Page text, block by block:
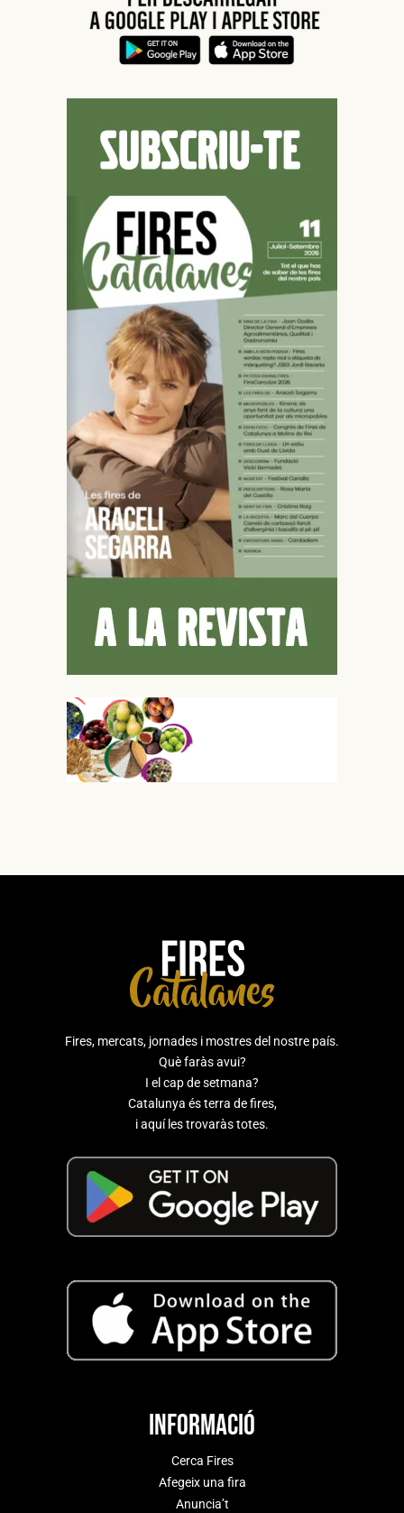
Fires, mercats, jornades i mostres del nostre país.
Què faràs avui?
I el cap de setmana?
Catalunya és terra de fires,
i aquí les trovaràs totes.
Informació
Cerca Fires
Afegeix una fira
Anuncia’t